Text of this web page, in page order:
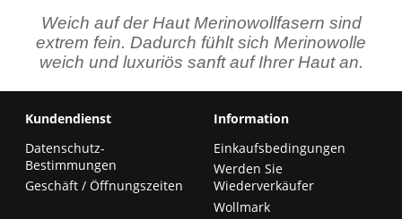
Weich auf der Haut Merinowollfasern sind
extrem fein. Dadurch fühlt sich Merinowolle
weich und luxuriös sanft auf Ihrer Haut an.
Kundendienst
Datenschutz-
Bestimmungen
Geschäft / Öffnungszeiten
Information
Einkaufsbedingungen
Werden Sie
Wiederverkäufer
Wollmark